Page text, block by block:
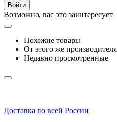
Войти
Возможно, вас это заинтересует
Похожие товары
От этого же производителя
Недавно просмотренные
Доставка по всей России